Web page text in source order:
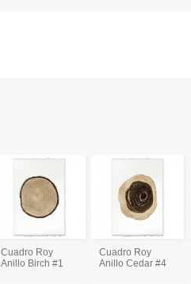
Cuadro Roy
Anillo Birch #1
Cuadro Roy
Anillo Cedar #4